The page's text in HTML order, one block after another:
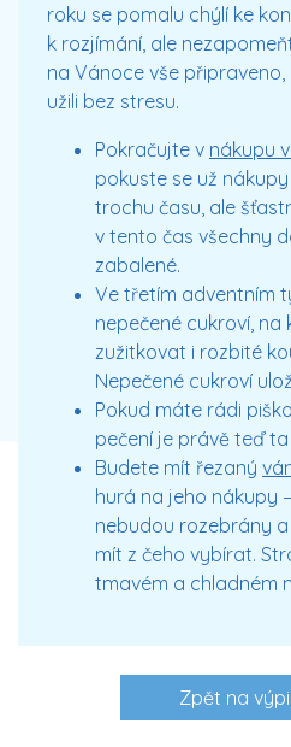
roku se pomalu chýlí ke
k rozjímání, ale
na Vánoce vše
užili bez stresu.
Pokračujte v nákupu
pokuste se už
trochu času, ale
v tento čas všechny
zabalené.
Ve třetím adventním
nepečené cukroví, na
zužitkovat i rozbité
Nepečené cukroví
Pokud máte rádi
pečení je právě teď
Budete mít řezaný
hurá na jeho nákupy
nebudou rozebrány
mít z čeho vybírat.
tmavém a chladném
Zpět na